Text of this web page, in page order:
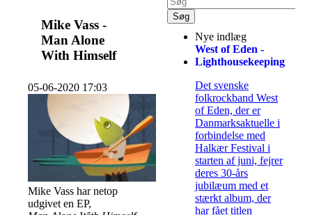
Mike Vass -
Man Alone
With Himself
05-06-2020 17:03
Mike Vass har netop
udgivet en EP,
Nye indlæg
West of Eden -
Lighthousekeeping
Det svenske
folkrockband West
of Eden, der er
Danmarksaktuelle i
forbindelse med
Halkær Festival i
starten af juni, fejrer
deres 30-års
jubilæum med et
stærkt album, der
har fået titlen